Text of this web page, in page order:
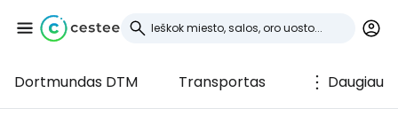
Dortmundas DTM Transportas Daugiau
Prisijunkite prie